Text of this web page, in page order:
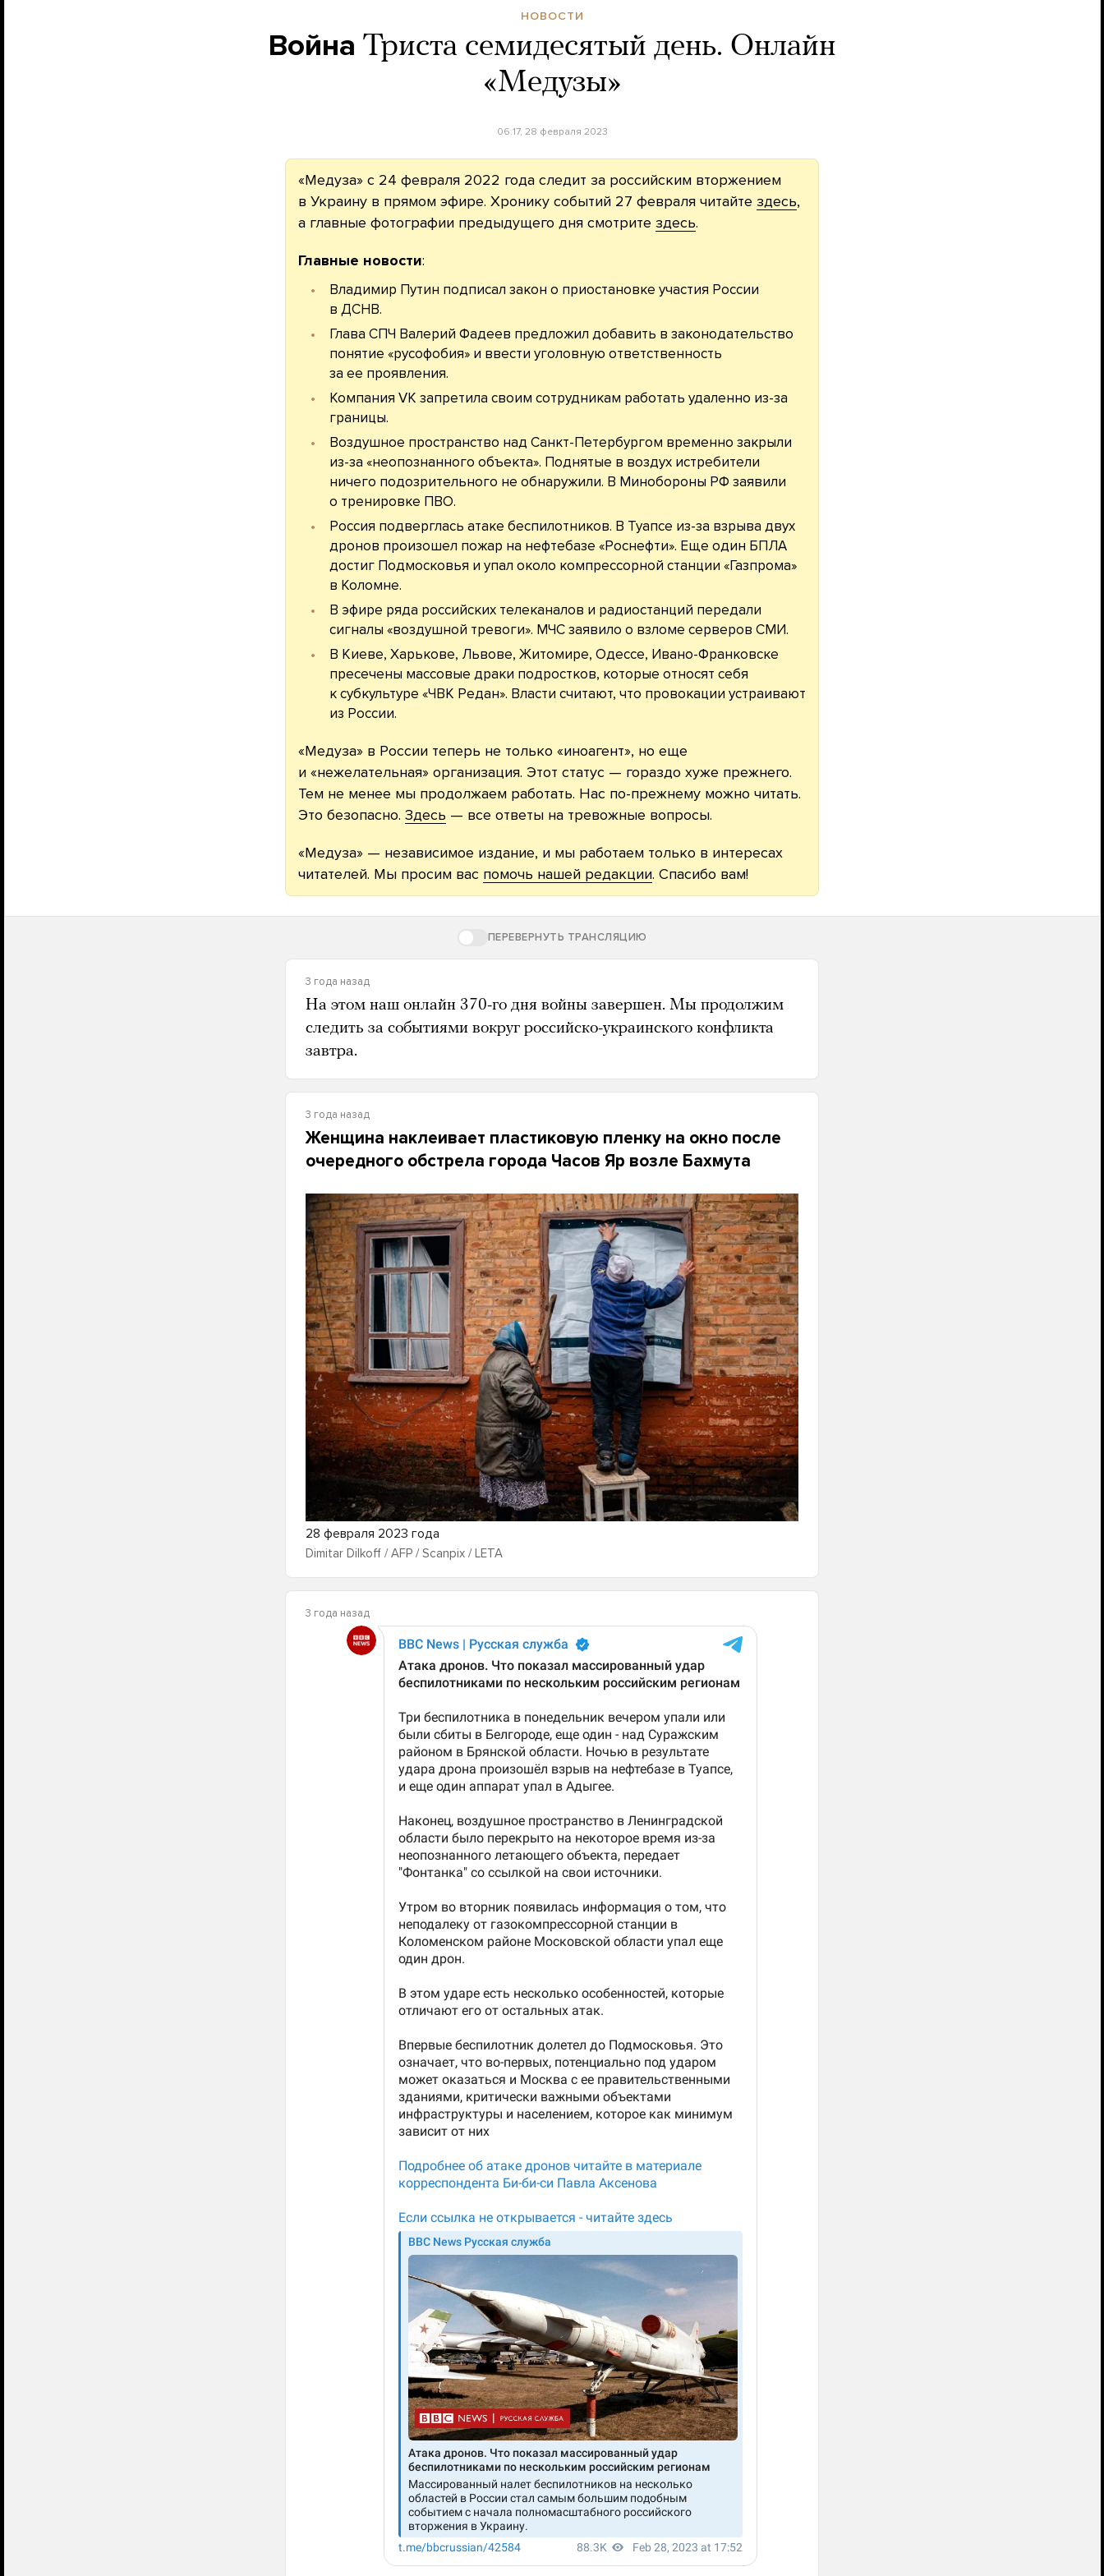
НОВОСТИ
Война Триста семидесятый день. Онлайн
«Медузы»
06:17, 28 февраля 2023
«Медуза» с 24 февраля 2022 года следит за российским вторжением
в Украину в прямом эфире. Хронику событий 27 февраля читайте здесь,
а главные фотографии предыдущего дня смотрите здесь.
Главные новости:
Владимир Путин подписал закон о приостановке участия России
в ДСНВ.
Глава СПЧ Валерий Фадеев предложил добавить в законодательство
понятие «русофобия» и ввести уголовную ответственность
за ее проявления.
Компания VK запретила своим сотрудникам работать удаленно из-за
границы.
Воздушное пространство над Санкт-Петербургом временно закрыли
из-за «неопознанного объекта». Поднятые в воздух истребители
ничего подозрительного не обнаружили. В Минобороны РФ заявили
о тренировке ПВО.
Россия подверглась атаке беспилотников. В Туапсе из-за взрыва двух
дронов произошел пожар на нефтебазе «Роснефти». Еще один БПЛА
достиг Подмосковья и упал около компрессорной станции «Газпрома»
в Коломне.
В эфире ряда российских телеканалов и радиостанций передали
сигналы «воздушной тревоги». МЧС заявило о взломе серверов СМИ.
В Киеве, Харькове, Львове, Житомире, Одессе, Ивано-Франковске
пресечены массовые драки подростков, которые относят себя
к субкультуре «ЧВК Редан». Власти считают, что провокации устраивают
из России.
«Медуза» в России теперь не только «иноагент», но еще
и «нежелательная» организация. Этот статус — гораздо хуже прежнего.
Тем не менее мы продолжаем работать. Нас по-прежнему можно читать.
Это безопасно. Здесь — все ответы на тревожные вопросы.
«Медуза» — независимое издание, и мы работаем только в интересах
читателей. Мы просим вас помочь нашей редакции. Спасибо вам!
ПЕРЕВЕРНУТЬ ТРАНСЛЯЦИЮ
3 года назад
На этом наш онлайн 370-го дня войны завершен. Мы продолжим
следить за событиями вокруг российско-украинского конфликта
завтра.
3 года назад
Женщина наклеивает пластиковую пленку на окно после
очередного обстрела города Часов Яр возле Бахмута
28 февраля 2023 года
Dimitar Dilkoff / AFP / Scanpix / LETA
3 года назад